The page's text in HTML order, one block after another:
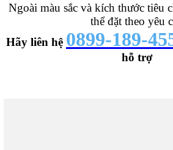
Ngoài màu sắc và kích thước tiêu
thể đặt theo yêu
Hãy liên hệ 0899-189-
hỗ trợ